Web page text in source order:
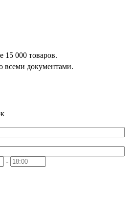
15 000 товаров.
всеми документами.
-